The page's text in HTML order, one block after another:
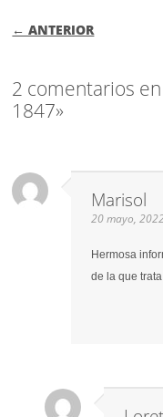
← ANTERIOR
2 comentarios en
1847»
Marisol
20 mayo,
Hermosa
de la que trata